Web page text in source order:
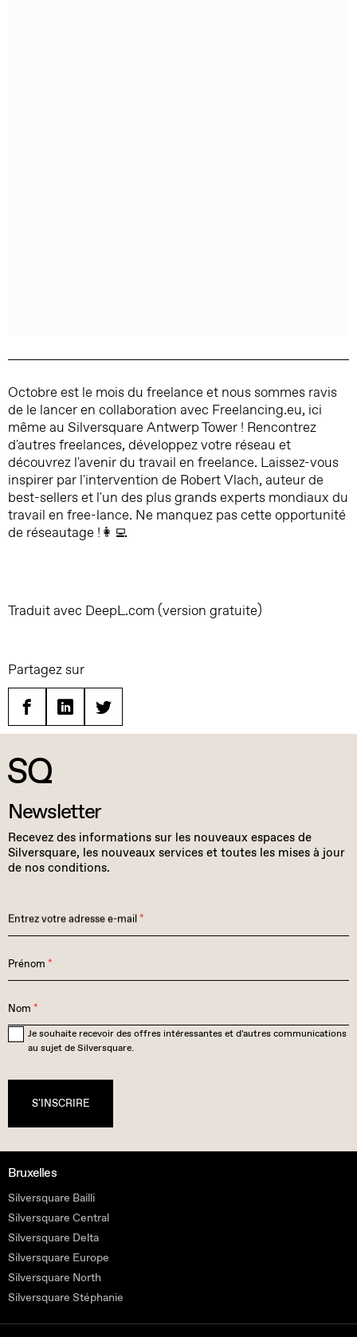
Octobre est le mois du freelance et nous sommes ravis
de le lancer en collaboration avec Freelancing.eu, ici
même au Silversquare Antwerp Tower ! Rencontrez
d'autres freelances, développez votre réseau et
découvrez l'avenir du travail en freelance. Laissez-vous
inspirer par l'intervention de Robert Vlach, auteur de
best-sellers et l'un des plus grands experts mondiaux du
travail en free-lance. Ne manquez pas cette opportunité
de réseautage !👩‍💻
Traduit avec DeepL.com (version gratuite)
Partagez sur
FacebookLinkedinTwitter
Newsletter
Recevez des informations sur les nouveaux espaces de
Silversquare, les nouveaux services et toutes les mises à jour
de nos conditions.
Entrez votre adresse e-mail*
Prénom *
Nom *
Je souhaite recevoir des offres intéressantes et d'autres communications
au sujet de Silversquare.
S'INSCRIRE
Bruxelles
Silversquare Bailli
Silversquare Central
Silversquare Delta
Silversquare Europe
Silversquare North
Silversquare Stéphanie